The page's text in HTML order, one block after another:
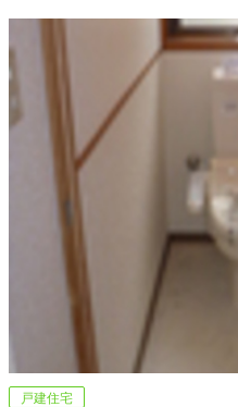
戸建住宅